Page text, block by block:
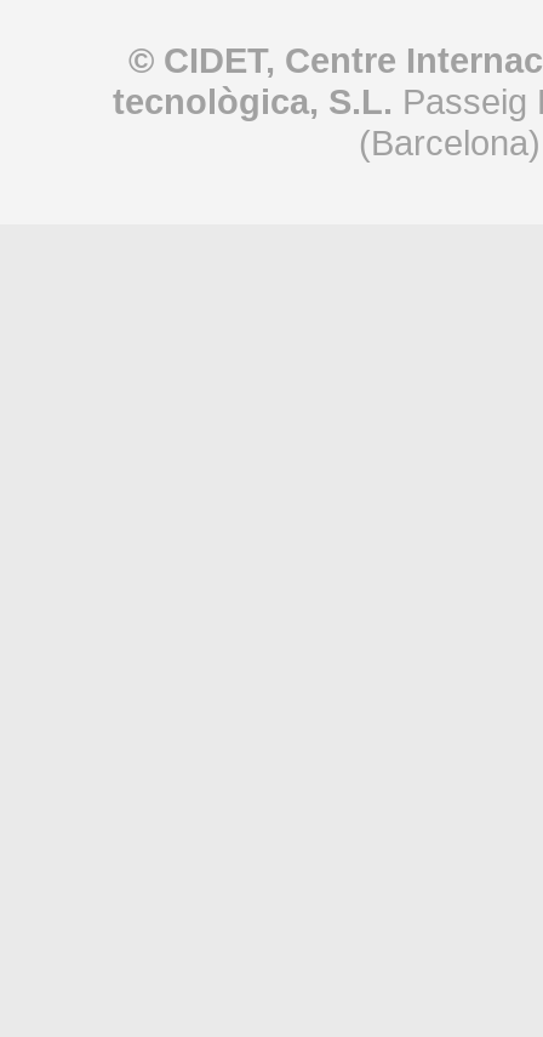
© CIDET, Centre
tecnològica, S.L. Passeig